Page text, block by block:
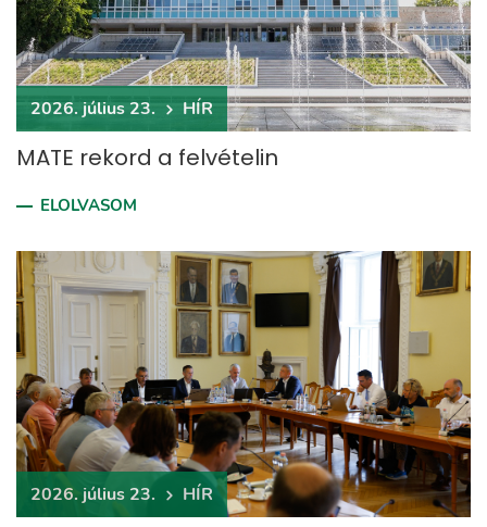
2026. július 23. HÍR
MATE rekord a felvételin
ELOLVASOM
2026. július 23. HÍR